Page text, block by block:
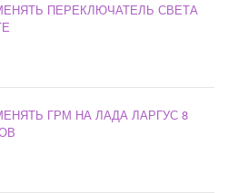
ПЕРЕКЛЮЧАТЕЛЬ СВЕТА
ГРМ НА ЛАДА ЛАРГУС 8